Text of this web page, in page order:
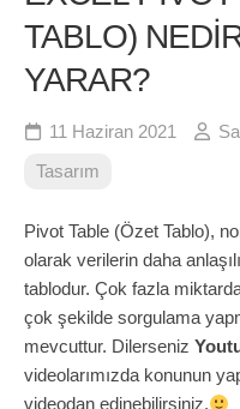
TABLO)
YARAR?
11 Haziran 2021
Tasarım
Pivot Table (Özet Tablo),
olarak verilerin daha
tablodur. Çok fazla
çok şekilde sorgulama
mevcuttur. Dilerseniz
videolarımızda konunun
videodan edinebilirsiniz.